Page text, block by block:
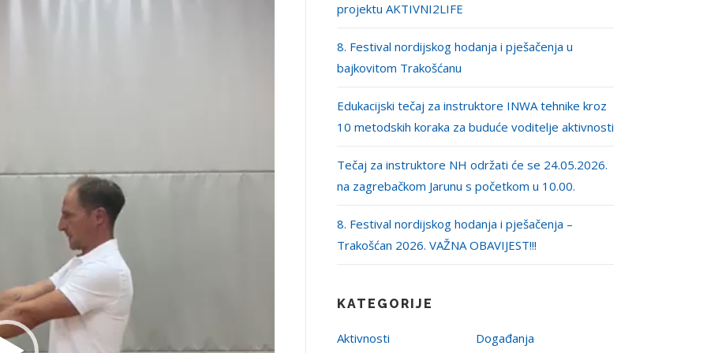
projektu AKTIVNI2LIFE
8. Festival nordijskog hodanja i pješačenja u
bajkovitom Trakošćanu
Edukacijski tečaj za instruktore INWA tehnike kroz
10 metodskih koraka za buduće voditelje aktivnosti
Tečaj za instruktore NH održati će se 24.05.2026.
na zagrebačkom Jarunu s početkom u 10.00.
8. Festival nordijskog hodanja i pješačenja –
Trakošćan 2026. VAŽNA OBAVIJEST!!!
KATEGORIJE
Aktivnosti Događanja